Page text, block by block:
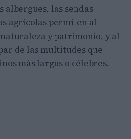
albergues, las sendas
agrícolas permiten al
y patrimonio, y al
de las multitudes que
más largos o célebres.